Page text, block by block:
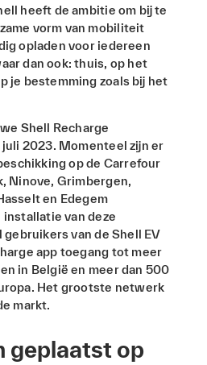
heeft de ambitie om bij te
vorm van mobiliteit
opladen voor iedereen
dan ook: thuis, op het
je bestemming zoals bij het
Shell Recharge
2023. Momenteel zijn er
op de Carrefour
Ninove, Grimbergen,
en Edegem
van deze
van de Shell EV
app toegang tot meer
in België en meer dan 500
Het grootste netwerk
markt.
geplaatst op